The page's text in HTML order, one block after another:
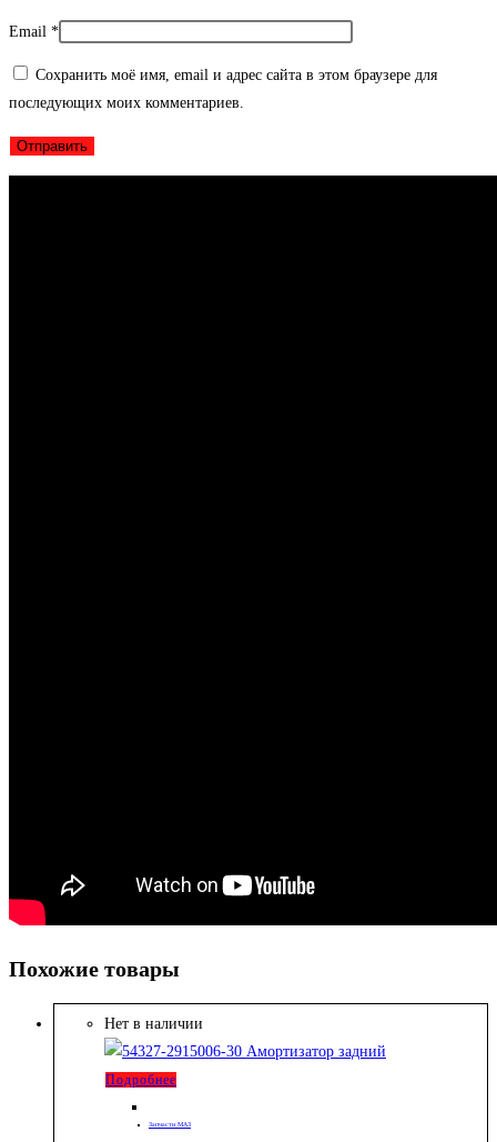
Email *
Сохранить моё имя, email и адрес сайта в этом браузере для
последующих моих комментариев.
Похожие товары
Нет в наличии
Подробнее
Запчасти МАЗ